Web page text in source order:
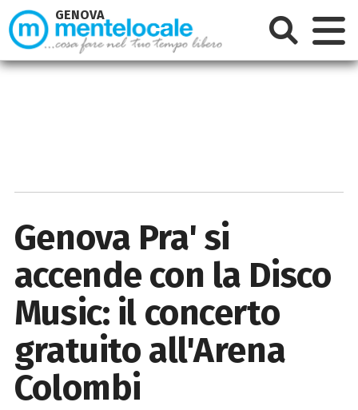
Genova Pra' si
accende con la Disco
Music: il concerto
gratuito all'Arena
Colombi
GENOVA